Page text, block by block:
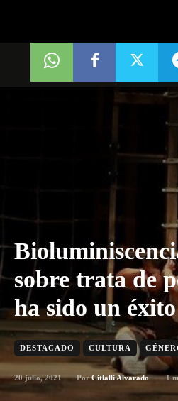
sobre trata de
ha sido un éxito
DESTACADO CULTURA
20 julio, 2021 Por Citlalli Alvarado 1